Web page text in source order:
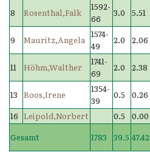
8 Rosenthal,Falk
1592-
66
3.0 5.51
9 Mauritz,Angela
1574-
49
2.0 2.06
11 Höhm,Walther
1741-
69
2.0 2.38
13 Boos,Irene
1354-
39
0.5 0.26
16 Leipold,Norbert 0.5 0.00
Gesamt
1783 39.5 47.42